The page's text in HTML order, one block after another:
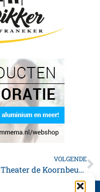
VOLGENDE
Theater de Koornbeurs deze week